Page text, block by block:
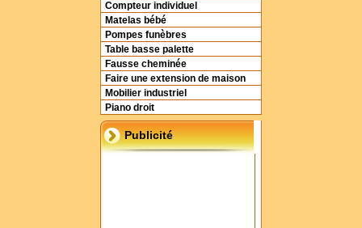
Compteur individuel
Matelas bébé
Pompes funèbres
Table basse palette
Fausse cheminée
Faire une extension de maison
Mobilier industriel
Piano droit
Publicité